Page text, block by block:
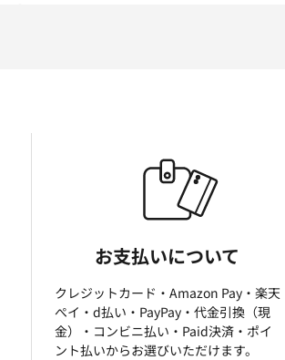
お支払いについて
クレジットカード・Amazon Pay・楽天
ぺイ・d払い・PayPay・代金引換（現
金）・コンビニ払い・Paid決済・ポイ
ント払いからお選びいただけます。